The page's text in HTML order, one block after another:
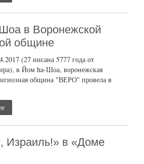
в Воронежской
общине
(27 нисана 5777 года от
в Йом ha-Шоа, воронежская
община "ВЕРО" провела в
Израиль!» в «Доме